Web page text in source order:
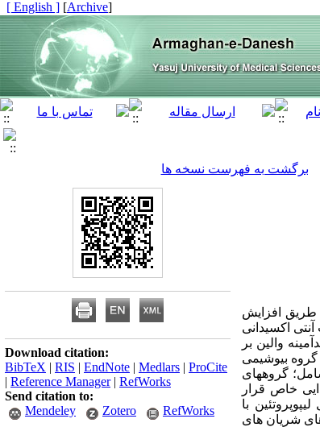
[
Archive
]
[ English ]
برگشت به فهرست نسخه ها
طریق افزایش
اکسیدانی
والین بر
بیوشیمی
نر سفید انتخاب و به 3 گروه پنج تایی شامل؛ گروههای
شده و به مدت 5 هفته تحت رژیم غذایی خاص قرار
با
شریان های
Download citation:
BibTeX | RIS | EndNote | Medlars | ProCite
| Reference Manager| RefWorks
Send citation to:
Mendeley
Zotero RefWorks